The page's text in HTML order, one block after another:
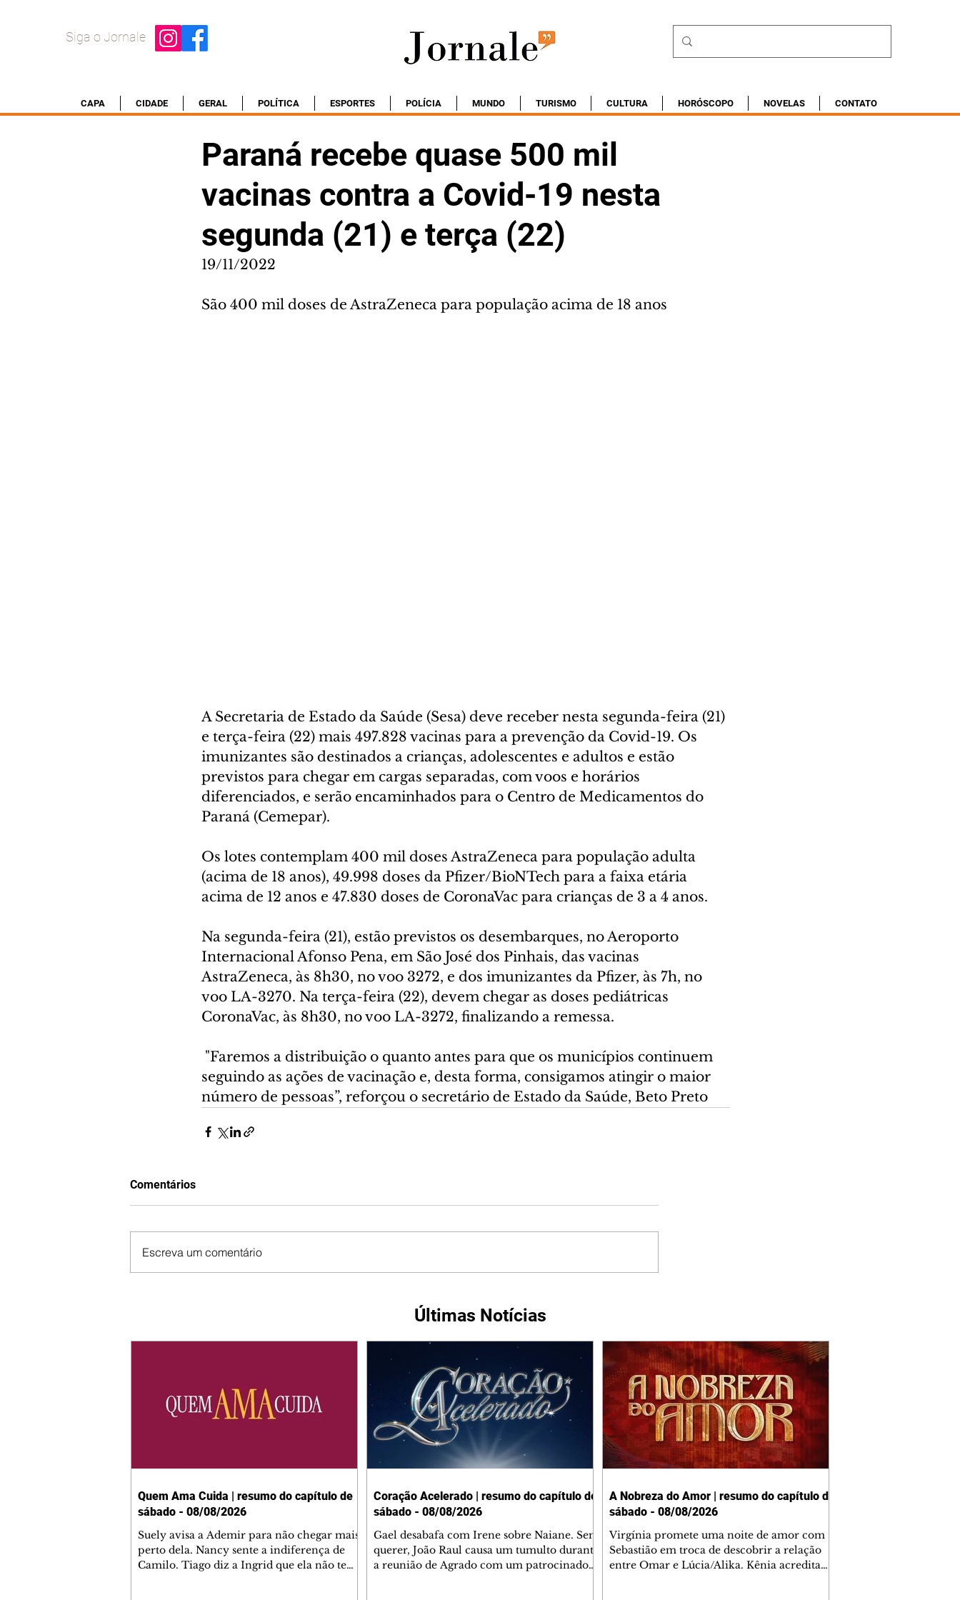
Siga o Jornale
CAPA CIDADE GERAL POLÍTICA ESPORTES POLÍCIA MUNDO TURISMO CULTURA HORÓSCOPO NOVELAS CONTATO
Paraná recebe quase 500 mil
vacinas contra a Covid-19 nesta
segunda (21) e terça (22)
19/11/2022
São 400 mil doses de AstraZeneca para população acima de 18 anos
A Secretaria de Estado da Saúde (Sesa) deve receber nesta segunda-feira (21)
e terça-feira (22) mais 497.828 vacinas para a prevenção da Covid-19. Os
imunizantes são destinados a crianças, adolescentes e adultos e estão
previstos para chegar em cargas separadas, com voos e horários
diferenciados, e serão encaminhados para o Centro de Medicamentos do
Paraná (Cemepar).
Os lotes contemplam 400 mil doses AstraZeneca para população adulta
(acima de 18 anos), 49.998 doses da Pfizer/BioNTech para a faixa etária
acima de 12 anos e 47.830 doses de CoronaVac para crianças de 3 a 4 anos.
Na segunda-feira (21), estão previstos os desembarques, no Aeroporto
Internacional Afonso Pena, em São José dos Pinhais, das vacinas
AstraZeneca, às 8h30, no voo 3272, e dos imunizantes da Pfizer, às 7h, no
voo LA-3270. Na terça-feira (22), devem chegar as doses pediátricas
CoronaVac, às 8h30, no voo LA-3272, finalizando a remessa.
seguindo as ações de vacinação e, desta forma, consigamos atingir o maior
número de pessoas”, reforçou o secretário de Estado da Saúde, Beto Preto
Comentários
Escreva um comentário
Últimas Notícias
Quem Ama Cuida | resumo do capítulo de
sábado - 08/08/2026
Suely avisa a Ademir para não chegar mais
perto dela. Nancy sente a indiferença de
Camilo. Tiago diz a Ingrid que ela não tem
Coração Acelerado | resumo do capítulo de
sábado - 08/08/2026
Gael desabafa com Irene sobre Naiane. Sem
querer, João Raul causa um tumulto durante
a reunião de Agrado com um patrocinador.
A Nobreza do Amor | resumo do capítulo de
sábado - 08/08/2026
Virgínia promete uma noite de amor com
Sebastião em troca de descobrir a relação
entre Omar e Lúcia/Alika. Kênia acredita